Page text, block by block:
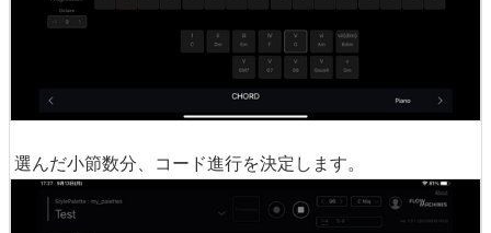
選んだ小節数分、コード進行を決定します。